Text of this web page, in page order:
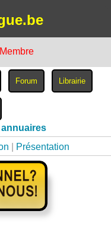
Membre
Présentation